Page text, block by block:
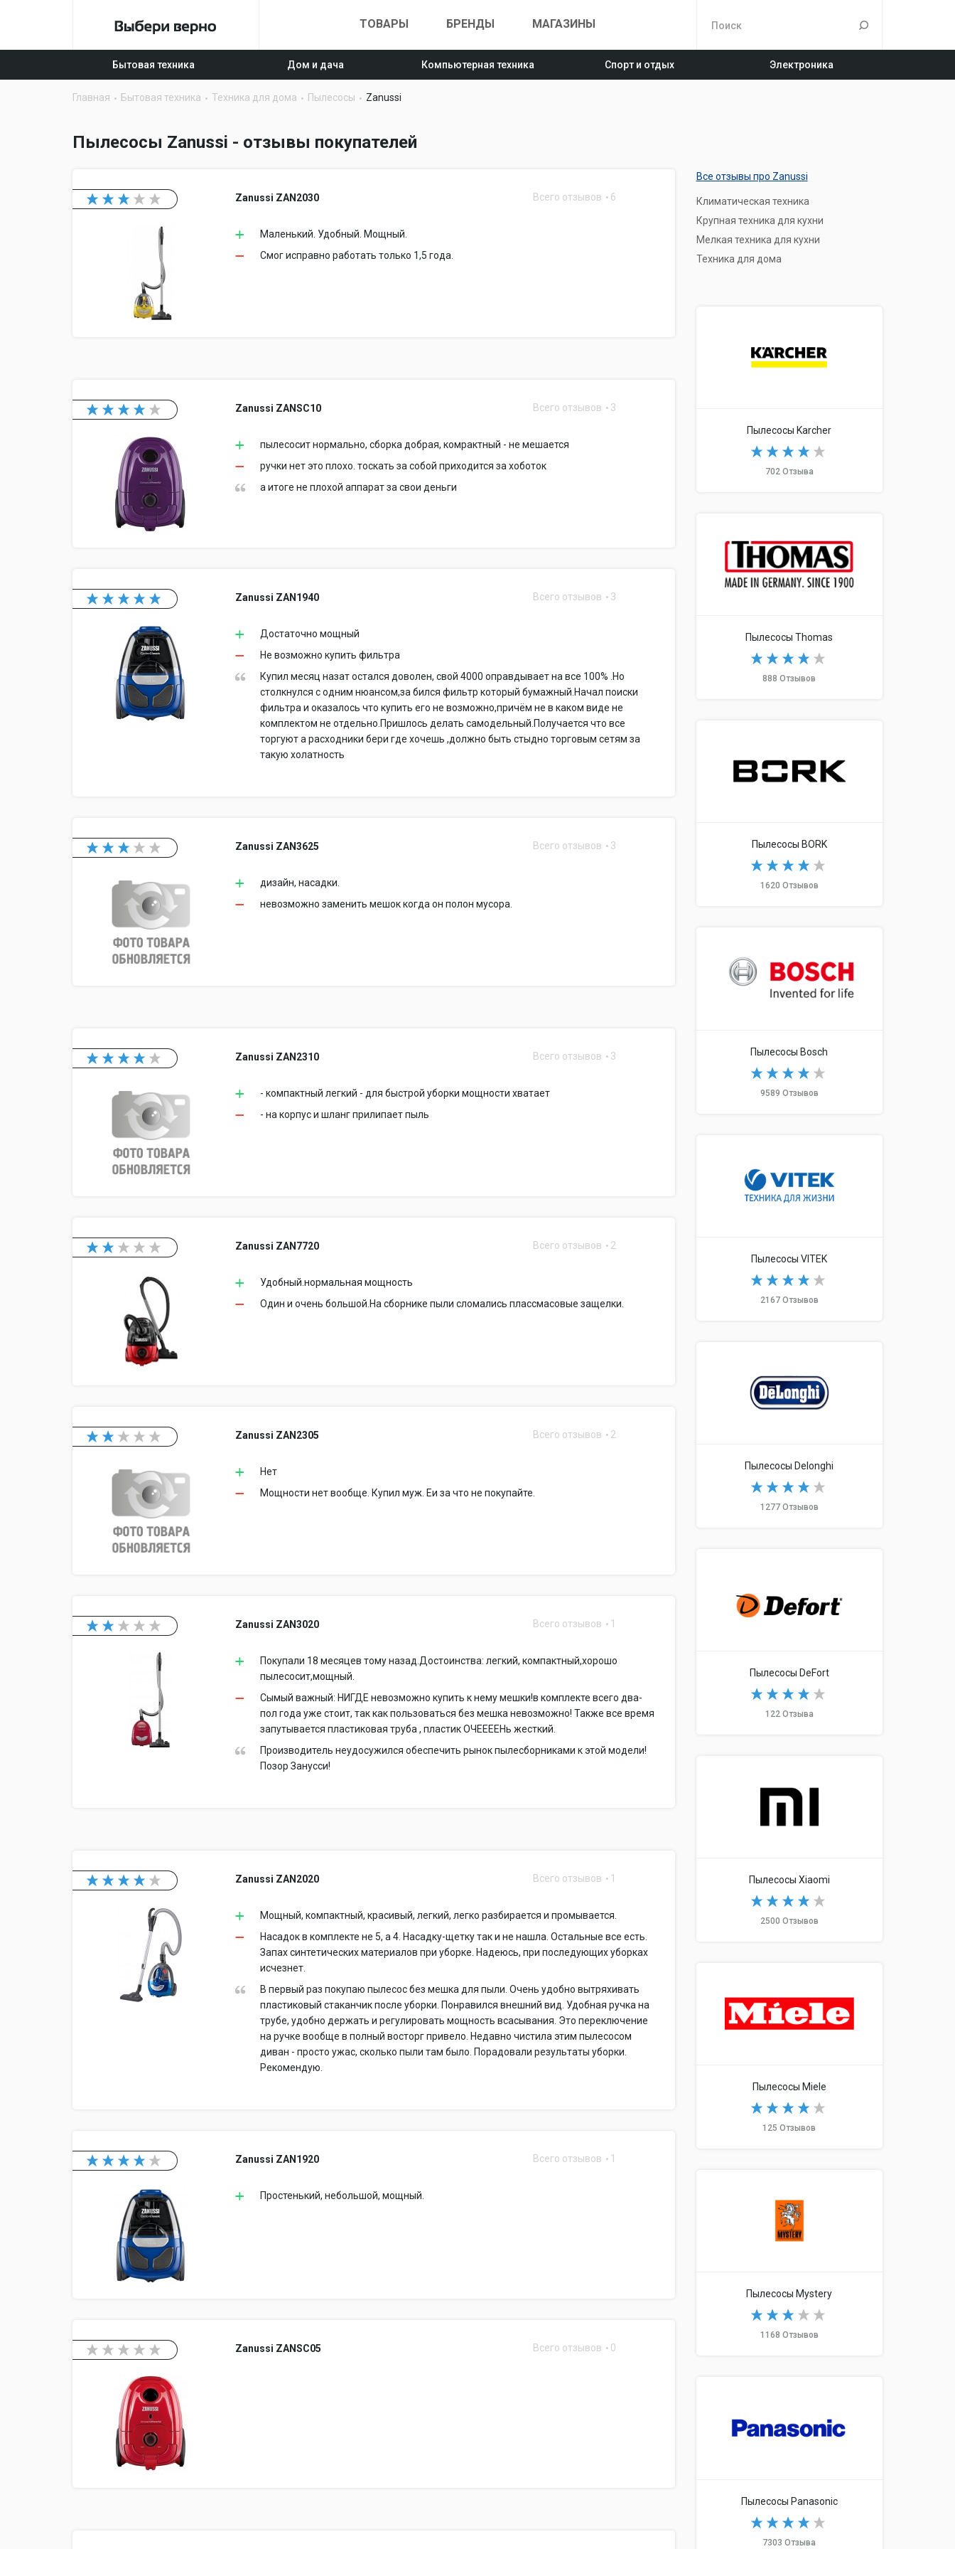
ТОВАРЫ БРЕНДЫ МАГАЗИНЫ
Бытовая техника Дом и дача Компьютерная техника Спорт и отдых Электроника
Главная Бытовая техника Техника для дома Пылесосы Zanussi
Пылесосы Zanussi - отзывы покупателей
Zanussi ZAN2030 Всего отзывов 6
Маленький. Удобный. Мощный.
Смог исправно работать только 1,5 года.
Zanussi ZANSC10 Всего отзывов 3
пылесосит нормально, сборка добрая, комрактный - не мешается
ручки нет это плохо. тоскать за собой приходится за хоботок
а итоге не плохой аппарат за свои деньги
Zanussi ZAN1940 Всего отзывов 3
Достаточно мощный
Не возможно купить фильтра
Купил месяц назат остался доволен, свой 4000 оправдывает на все 100% .Но
столкнулся с одним нюансом,за бился фильтр который бумажный.Начал поиски
фильтра и оказалось что купить его не возможно,причём не в каком виде не
комплектом не отдельно.Пришлось делать самодельный.Получается что все
торгуют а расходники бери где хочешь ,должно быть стыдно торговым сетям за
такую холатность
Zanussi ZAN3625 Всего отзывов 3
дизайн, насадки.
невозможно заменить мешок когда он полон мусора.
Zanussi ZAN2310 Всего отзывов 3
- компактный легкий - для быстрой уборки мощности хватает
- на корпус и шланг прилипает пыль
Zanussi ZAN7720 Всего отзывов 2
Удобный.нормальная мощность
Один и очень большой.На сборнике пыли сломались плассмасовые защелки.
Zanussi ZAN2305 Всего отзывов 2
Нет
Мощности нет вообще. Купил муж. Еи за что не покупайте.
Zanussi ZAN3020 Всего отзывов 1
Покупали 18 месяцев тому назад.Достоинства: легкий, компактный,хорошо
пылесосит,мощный.
Сымый важный: НИГДЕ невозможно купить к нему мешки!в комплекте всего два-
пол года уже стоит, так как пользоваться без мешка невозможно! Также все время
запутывается пластиковая труба , пластик ОЧЕЕЕЕНь жесткий.
Производитель неудосужился обеспечить рынок пылесборниками к этой модели!
Позор Занусси!
Zanussi ZAN2020 Всего отзывов 1
Мощный, компактный, красивый, легкий, легко разбирается и промывается.
Насадок в комплекте не 5, а 4. Насадку-щетку так и не нашла. Остальные все есть.
Запах синтетических материалов при уборке. Надеюсь, при последующих уборках
исчезнет.
В первый раз покупаю пылесос без мешка для пыли. Очень удобно вытряхивать
пластиковый стаканчик после уборки. Понравился внешний вид. Удобная ручка на
трубе, удобно держать и регулировать мощность всасывания. Это переключение
на ручке вообще в полный восторг привело. Недавно чистила этим пылесосом
диван - просто ужас, сколько пыли там было. Порадовали результаты уборки.
Рекомендую.
Zanussi ZAN1920 Всего отзывов 1
Простенький, небольшой, мощный.
Zanussi ZANSC05 Всего отзывов 0
Все отзывы про Zanussi
Климатическая техника
Крупная техника для кухни
Мелкая техника для кухни
Техника для дома
Пылесосы Karcher
702 Отзыва
Пылесосы Thomas
888 Отзывов
Пылесосы BORK
1620 Отзывов
Пылесосы Bosch
9589 Отзывов
Пылесосы VITEK
2167 Отзывов
Пылесосы Delonghi
1277 Отзывов
Пылесосы DeFort
122 Отзыва
Пылесосы Xiaomi
2500 Отзывов
Пылесосы Miele
125 Отзывов
Пылесосы Mystery
1168 Отзывов
Пылесосы Panasonic
7303 Отзыва